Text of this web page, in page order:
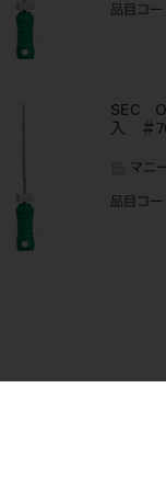
品目コー
SEC
入 ＃
マニ
品目コー